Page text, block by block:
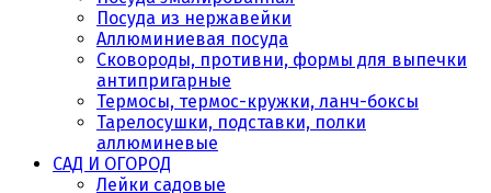
Посуда из нержавейки
Аллюминиевая посуда
Сковороды, противни, формы для выпечки
антипригарные
Термосы, термос-кружки, ланч-боксы
Тарелосушки, подставки, полки
аллюминевые
САД И ОГОРОД
Лейки садовые